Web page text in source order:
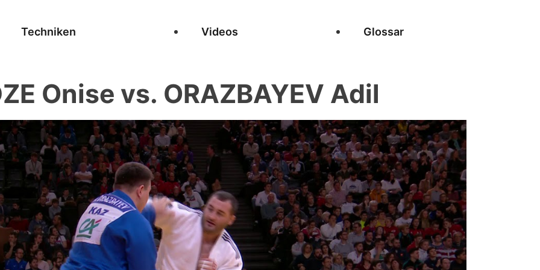
Techniken Videos Glossar
Onise vs. ORAZBAYEV Adil